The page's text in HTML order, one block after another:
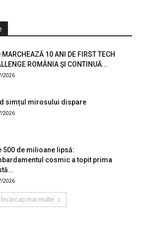
MARCHEAZĂ 10 ANI DE FIRST TECH
ROMÂNIA ȘI CONTINUĂ...
2026
simțul mirosului dispare
2026
500 de milioane lipsă:
cosmic a topit prima
2026
Încărcați mai multe